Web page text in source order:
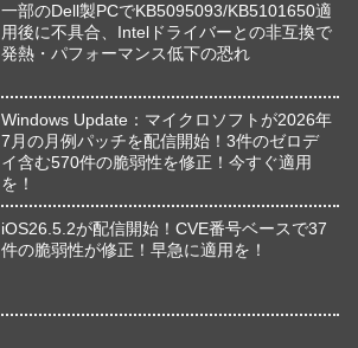
一部のDell製PCでKB5095093/KB5101650適
用後に不具合、Intelドライバーとの非互換で
発熱・パフォーマンス低下の恐れ
Windows Update：マイクロソフトが2026年
7月の月例パッチを配信開始！3件のゼロデ
イ含む570件の脆弱性を修正！今すぐ適用
を！
iOS26.5.2が配信開始！CVE番号ベースで37
件の脆弱性が修正！早急に適用を！